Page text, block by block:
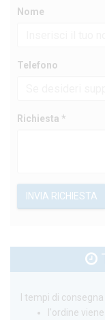
Nome
Telefono
Richiesta *
INVIA RICHIESTA
I tempi di
l'ordine